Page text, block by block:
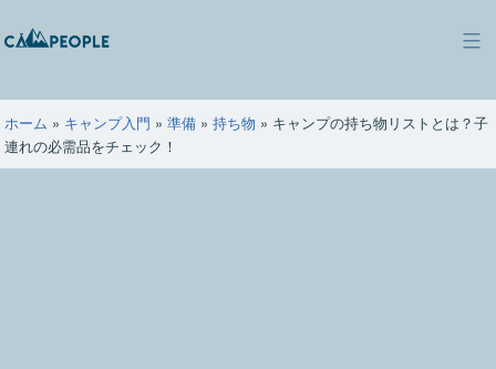
ン
ツ
へ
ス
キ
ン
ピ
ー
ホーム » キャンプ入門 » 準備» 持ち物 » キャンプの持ち物リストとは？子
連れの必需品をチェック！